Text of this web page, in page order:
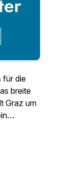
für die
breite
Graz um